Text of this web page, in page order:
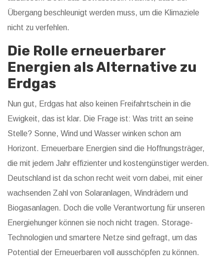
Übergang beschleunigt werden muss, um die Klimaziele
nicht zu verfehlen.
Die Rolle erneuerbarer
Energien als Alternative zu
Erdgas
Nun gut, Erdgas hat also keinen Freifahrtschein in die
Ewigkeit, das ist klar. Die Frage ist: Was tritt an seine
Stelle? Sonne, Wind und Wasser winken schon am
Horizont. Erneuerbare Energien sind die Hoffnungsträger,
die mit jedem Jahr effizienter und kostengünstiger werden.
Deutschland ist da schon recht weit vorn dabei, mit einer
wachsenden Zahl von Solaranlagen, Windrädern und
Biogasanlagen. Doch die volle Verantwortung für unseren
Energiehunger können sie noch nicht tragen. Storage-
Technologien und smartere Netze sind gefragt, um das
Potential der Erneuerbaren voll ausschöpfen zu können.